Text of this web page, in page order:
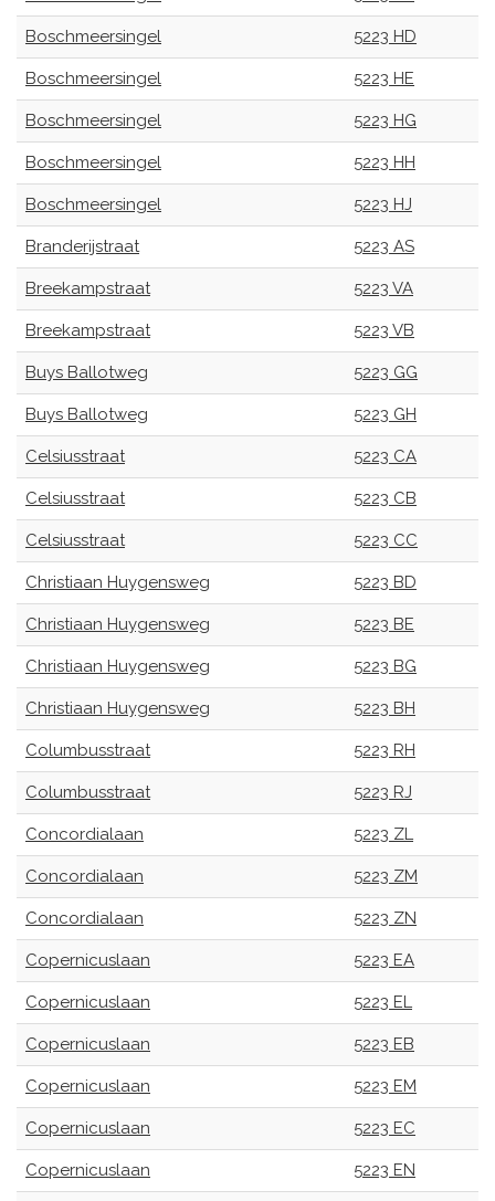
Boschmeersingel 5223 HD
Boschmeersingel 5223 HE
Boschmeersingel 5223 HG
Boschmeersingel 5223 HH
Boschmeersingel 5223 HJ
Branderijstraat 5223 AS
Breekampstraat 5223 VA
Breekampstraat 5223 VB
Buys Ballotweg 5223 GG
Buys Ballotweg 5223 GH
Celsiusstraat 5223 CA
Celsiusstraat 5223 CB
Celsiusstraat 5223 CC
Christiaan Huygensweg 5223 BD
Christiaan Huygensweg 5223 BE
Christiaan Huygensweg 5223 BG
Christiaan Huygensweg 5223 BH
Columbusstraat 5223 RH
Columbusstraat 5223 RJ
Concordialaan 5223 ZL
Concordialaan 5223 ZM
Concordialaan 5223 ZN
Copernicuslaan 5223 EA
Copernicuslaan 5223 EL
Copernicuslaan 5223 EB
Copernicuslaan 5223 EM
Copernicuslaan 5223 EC
Copernicuslaan 5223 EN